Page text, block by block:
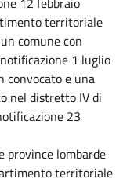
territoriale
comune con
1 luglio
convocato e una
nel distretto IV di
23
province lombarde
territoriale